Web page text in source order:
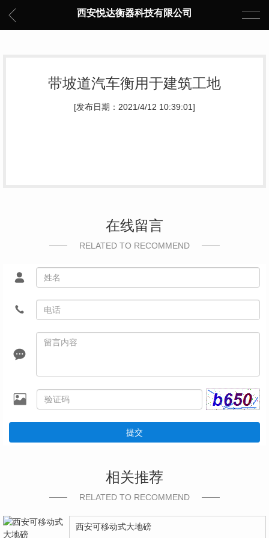
西安悦达衡器科技有限公司
带坡道汽车衡用于建筑工地
[发布日期：2021/4/12 10:39:01]
在线留言
RELATED TO RECOMMEND
提交
相关推荐
RELATED TO RECOMMEND
西安可移动式大地磅